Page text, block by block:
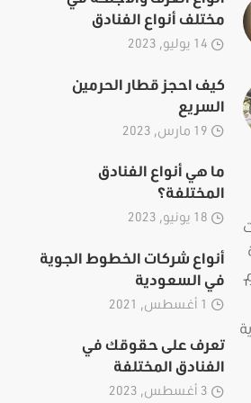
مختلف أنواع الفنادق
كيف احجز قطار الحرمين
السريع
ما هي أنواع الفنادق
المختلفة؟
أنواع شركات الخطوط الجوية
في السعودية
تعرف على حقوقك في
الفنادق المختلفة